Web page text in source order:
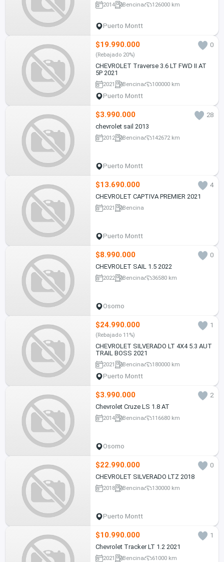
2014 Bencina 126000 km
Puerto Montt
$19.990.000 0
(Rebajado 20%)
CHEVROLET Traverse 3.6 LT FWD II AT
5P 2021
2021 Bencina 100000 km
Puerto Montt
$3.990.000
28
chevrolet sail 2013
2012 Bencina 142672 km
Puerto Montt
$13.690.000
4
CHEVROLET CAPTIVA PREMIER 2021
2021 Bencina
Puerto Montt
$8.990.000
0
CHEVROLET SAIL 1.5 2022
2022 Bencina 36580 km
Osorno
$24.990.000 1
(Rebajado 11%)
CHEVROLET SILVERADO LT 4X4 5.3 AUT
TRAIL BOSS 2021
2021 Bencina 180000 km
Puerto Montt
$3.990.000
2
Chevrolet Cruze LS 1.8 AT
2014 Bencina 116680 km
Osorno
$22.990.000
0
CHEVROLET SILVERADO LTZ 2018
2018 Bencina 130000 km
Puerto Montt
$10.990.000
1
Chevrolet Tracker LT 1.2 2021
2021 Bencina 61000 km